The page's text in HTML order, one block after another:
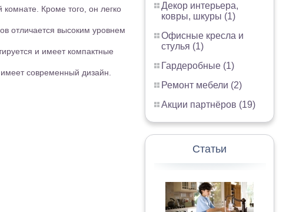
Декор интерьера,
ковры, шкуры (1)
Офисные кресла и
стулья (1)
Гардеробные (1)
Ремонт мебели (2)
Акции партнёров (19)
Статьи
комнате. Кроме того, он легко
отличается высоким уровнем
и имеет компактные
современный дизайн.